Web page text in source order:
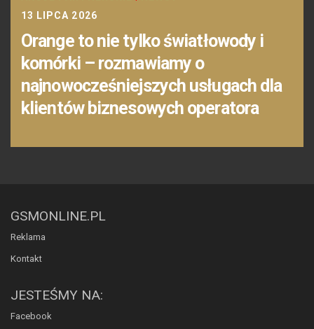
13 LIPCA 2026
Orange to nie tylko światłowody i
komórki – rozmawiamy o
najnowocześniejszych usługach dla
klientów biznesowych operatora
GSMONLINE.PL
Reklama
Kontakt
JESTEŚMY NA:
Facebook